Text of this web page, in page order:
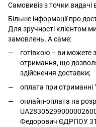
Самовивіз з точки видачі
Більше інформації про
Для зручності клієнтом
замовлень. А саме:
готівкою – ви можете
отримання, що
здійснення доставки;
оплата при
онлайн-оплата на
Федорович ЄДРПОУ